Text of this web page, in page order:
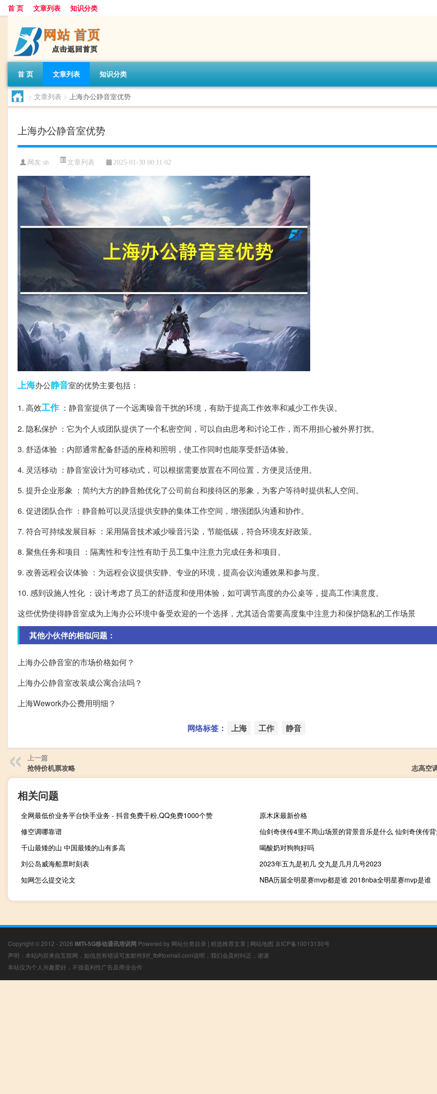
首 页 文章列表 知识分类
首 页 文章列表 知识分类
> 文章列表 > 上海办公静音室优势
上海办公静音室优势
网友:sh 文章列表 2025-01-30 00:11:02
上海办公静音室的优势主要包括：
1. 高效工作：静音室提供了一个远离噪音干扰的环境，有助于提高工作效率和减少工作失误。
2. 隐私保护 ：它为个人或团队提供了一个私密空间，可以自由思考和讨论工作，而不用担心被外界打扰。
3. 舒适体验 ：内部通常配备舒适的座椅和照明，使工作同时也能享受舒适体验。
4. 灵活移动 ：静音室设计为可移动式，可以根据需要放置在不同位置，方便灵活使用。
5. 提升企业形象 ：简约大方的静音舱优化了公司前台和接待区的形象，为客户等待时提供私人空间。
6. 促进团队合作 ：静音舱可以灵活提供安静的集体工作空间，增强团队沟通和协作。
7. 符合可持续发展目标 ：采用隔音技术减少噪音污染，节能低碳，符合环境友好政策。
8. 聚焦任务和项目 ：隔离性和专注性有助于员工集中注意力完成任务和项目。
9. 改善远程会议体验 ：为远程会议提供安静、专业的环境，提高会议沟通效果和参与度。
10. 感到设施人性化 ：设计考虑了员工的舒适度和使用体验，如可调节高度的办公桌等，提高工作满意度。
这些优势使得静音室成为上海办公环境中备受欢迎的一个选择，尤其适合需要高度集中注意力和保护隐私的工作场景
其他小伙伴的相似问题：
上海办公静音室的市场价格如何？
上海办公静音室改装成公寓合法吗？
上海Wework办公费用明细？
网络标签： 上海 工作 静音
上一篇
抢特价机票攻略
志高空
相关问题
全网最低价业务平台快手业务 - 抖音免费千粉,QQ免费1000个赞
原木床最新价格
修空调哪靠谱
仙剑奇侠传4里不周山场景的背景音乐是什么 仙剑奇侠传
千山最矮的山 中国最矮的山有多高
喝酸奶对狗狗好吗
刘公岛威海船票时刻表
2023年五九是初几 交九是几月几号2023
知网怎么提交论文
NBA历届全明星赛mvp都是谁 2018nba全明星赛mvp是谁
Copyright © 2012 - 2026 IMTI-5G移动通讯培训网 Powered by 网站分类目录 | 精选推荐文章 | 网站地图 京ICP备10013130号
声明：本站内容来自互联网，如信息有错误可发邮件到f_fb#foxmail.com说明，我们会及时纠正，谢谢
本站仅为个人兴趣爱好，不接盈利性广告及商业合作